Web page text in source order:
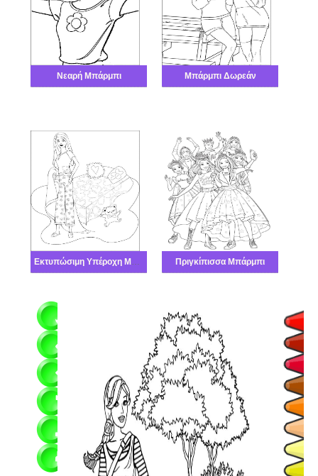
Νεαρή Μπάρμπι Μπάρμπι Δωρεάν
Εκτυπώσιμη Υπέροχη Μπάρμπι Πριγκίπισσα Μπάρμπι